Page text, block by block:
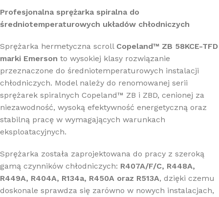
Profesjonalna sprężarka spiralna do
średniotemperaturowych układów chłodniczych
Sprężarka hermetyczna scroll Copeland™ ZB 58KCE-TFD
marki Emerson to wysokiej klasy rozwiązanie
przeznaczone do średniotemperaturowych instalacji
chłodniczych. Model należy do renomowanej serii
sprężarek spiralnych Copeland™ ZB i ZBD, cenionej za
niezawodność, wysoką efektywność energetyczną oraz
stabilną pracę w wymagających warunkach
eksploatacyjnych.
Sprężarka została zaprojektowana do pracy z szeroką
gamą czynników chłodniczych: R407A/F/C, R448A,
R449A, R404A, R134a, R450A oraz R513A, dzięki czemu
doskonale sprawdza się zarówno w nowych instalacjach,